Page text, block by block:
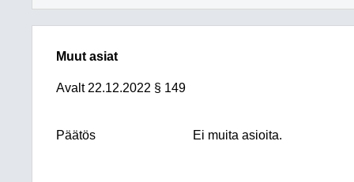
Muut asiat
Avalt 22.12.2022 § 149
Päätös Ei muita asioita.